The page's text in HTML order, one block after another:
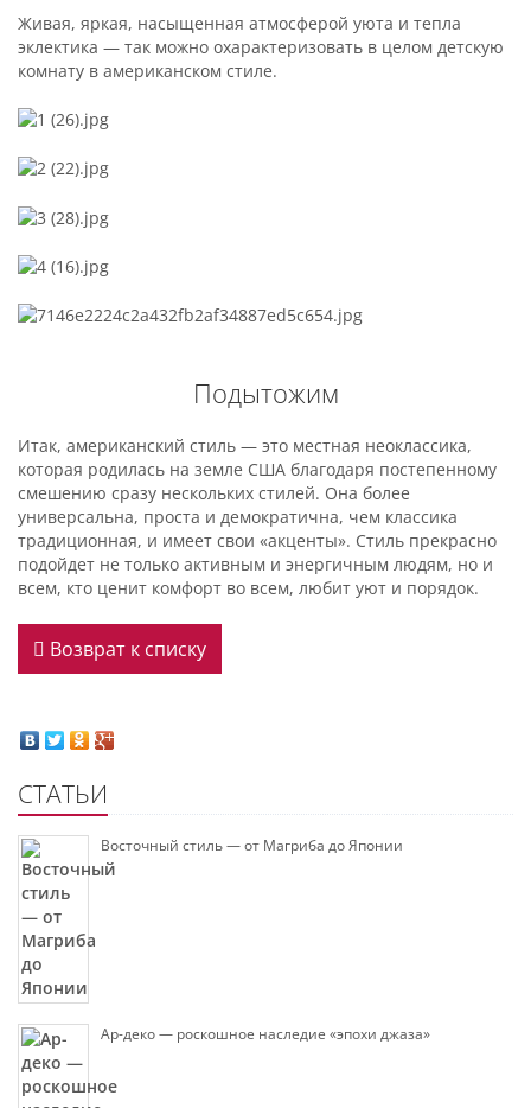
Живая, яркая, насыщенная атмосферой уюта и тепла
эклектика — так можно охарактеризовать в целом детскую
комнату в американском стиле.
Подытожим
Итак, американский стиль — это местная неоклассика,
которая родилась на земле США благодаря постепенному
смешению сразу нескольких стилей. Она более
универсальна, проста и демократична, чем классика
традиционная, и имеет свои «акценты». Стиль прекрасно
подойдет не только активным и энергичным людям, но и
всем, кто ценит комфорт во всем, любит уют и порядок.
Возврат к списку
СТАТЬИ
Восточный стиль — от Магриба до Японии
Ар-деко — роскошное наследие «эпохи джаза»